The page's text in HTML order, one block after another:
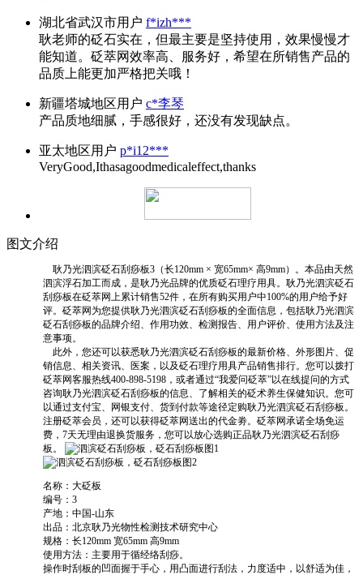
湖北省武汉市用户 f*izh***
耿老师的砭石实在，但最主要是坚持使用，效果慢慢才
能知道。砭萃网效率高、服务好，希望在所销售产品的
品质上能更加严格把关哦！
新疆塔城地区用户 c*李琴
产品质地细腻，手感很好，还没有发现缺点。
亚太地区用户 p*i12***
VeryGood,Ithasagoodmedicaleffect,thanks
图文介绍
耿乃光泗滨砭石刮痧板3（长120mm × 宽65mm× 高9mm）。本品由天然
泗滨浮石加工而成，是耿乃光品牌的优质砭石理疗用具。耿乃光泗滨砭石
刮痧板在砭萃网上累计销售52件，在所有购买用户中100%的用户给予好
评。砭萃网为您提供耿乃光泗滨砭石刮痧板的全面信息，包括耿乃光泗滨
砭石刮痧板的品牌介绍、作用功效、检测报告、用户评价、使用方法及注
意事项。
此外，您还可以获悉耿乃光泗滨砭石刮痧板的最新价格、外形图片、促
销信息、相关资讯、医案，以及砭石理疗用具产品销售排行。您可以拨打
砭萃网客服热线400-898-5198，或者通过“我爱问砭萃”以在线提问的方式
咨询耿乃光泗滨砭石刮痧板的信息、了解相关的砭术养生保健知识。您可
以通过支付宝、网银支付、货到付款等途径定购耿乃光泗滨砭石刮痧板。
注册砭萃会员，还可以获得砭萃网送出的代金劵。砭萃网承诺全场免运
费，7天无理由退换货服务，您可以放心选购正品耿乃光泗滨砭石刮痧
板。
名称：大砭板
编号：3
产地：中国-山东
出品：北京耿乃光物性检测技术研究中心
规格：长120mm 宽65mm 高9mm
使用方法：主要用于循经络刮痧。
操作时刮板的凹面握于手心，用凸面进行刮法，力度适中，以舒适为佳，